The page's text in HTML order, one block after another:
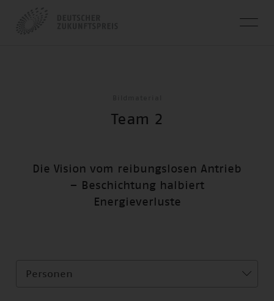
Team 2
Die Vision vom reibungslosen Antrieb
– Beschichtung halbiert
Energieverluste
Personen